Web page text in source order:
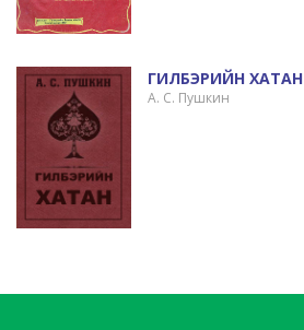
ГИЛБЭРИЙН ХАТАН
А. С. Пушкин